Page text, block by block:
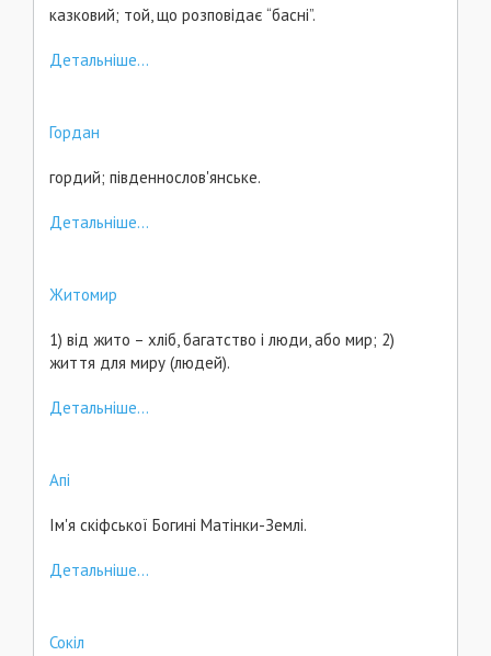
казковий; той, що розповідає “басні”.
Детальніше...
Гордан
гордий; південнослов'янське.
Детальніше...
Житомир
1) від жито – хліб, багатство і люди, або мир; 2)
життя для миру (людей).
Детальніше...
Апі
Ім'я скіфської Богині Матінки-Землі.
Детальніше...
Сокіл